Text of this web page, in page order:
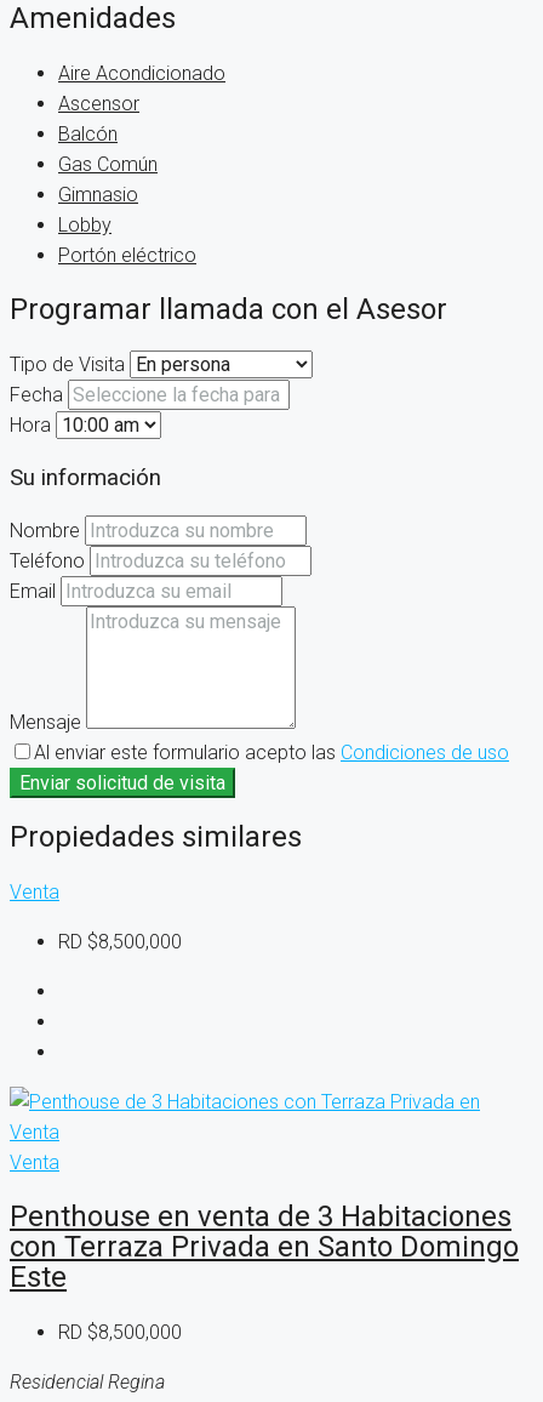
Amenidades
Aire Acondicionado
Ascensor
Balcón
Gas Común
Gimnasio
Lobby
Portón eléctrico
Programar llamada con el Asesor
Tipo de Visita
Fecha
Hora
Su información
Nombre
Teléfono
Email
Mensaje
Al enviar este formulario acepto las Condiciones de uso
Enviar solicitud de visita
Propiedades similares
Venta
RD $8,500,000
Venta
Penthouse en venta de 3 Habitaciones
con Terraza Privada en Santo Domingo
Este
RD $8,500,000
Residencial Regina